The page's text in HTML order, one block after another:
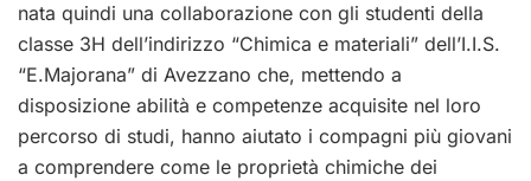
nata quindi una collaborazione con gli studenti della
classe 3H dell’indirizzo “Chimica e materiali” dell’I.I.S.
“E.Majorana” di Avezzano che, mettendo a
disposizione abilità e competenze acquisite nel loro
percorso di studi, hanno aiutato i compagni più giovani
a comprendere come le proprietà chimiche dei